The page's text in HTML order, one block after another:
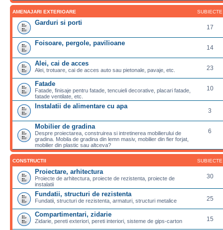
AMENAJARI EXTERIOARE SUBIECTE
Garduri si porti
17
Foisoare, pergole, pavilioane
14
Alei, cai de acces
Alei, trotuare, cai de acces auto sau pietonale, pavaje, etc. 23
Fatade
Fatade, finisaje pentru fatade, tencuieli decorative, placari fatade,
fatade ventilate, etc.
10
Instalatii de alimentare cu apa
3
Mobilier de gradina
Despre proiectarea, construirea si intretinerea mobilierului de
gradina. Mobila de gradina din lemn masiv, mobilier din fier forjat,
mobilier din plastic sau altceva?
6
CONSTRUCTII SUBIECTE
Proiectare, arhitectura
Proiecte de arhitectura, proiecte de rezistenta, proiecte de
instalatii
30
Fundatii, structuri de rezistenta
Fundatii, structuri de rezistenta, armaturi, structuri metalice 25
Compartimentari, zidarie
Zidarie, pereti exteriori, pereti interiori, sisteme de gips-carton 15